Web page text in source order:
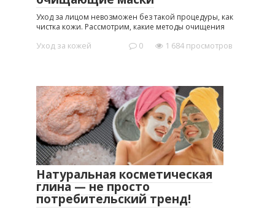
Уход за лицом невозможен без такой процедуры, как
чистка кожи. Рассмотрим, какие методы очищения
Уход за кожей 0 1 684 просмотров
Натуральная косметическая
глина — не просто
потребительский тренд!